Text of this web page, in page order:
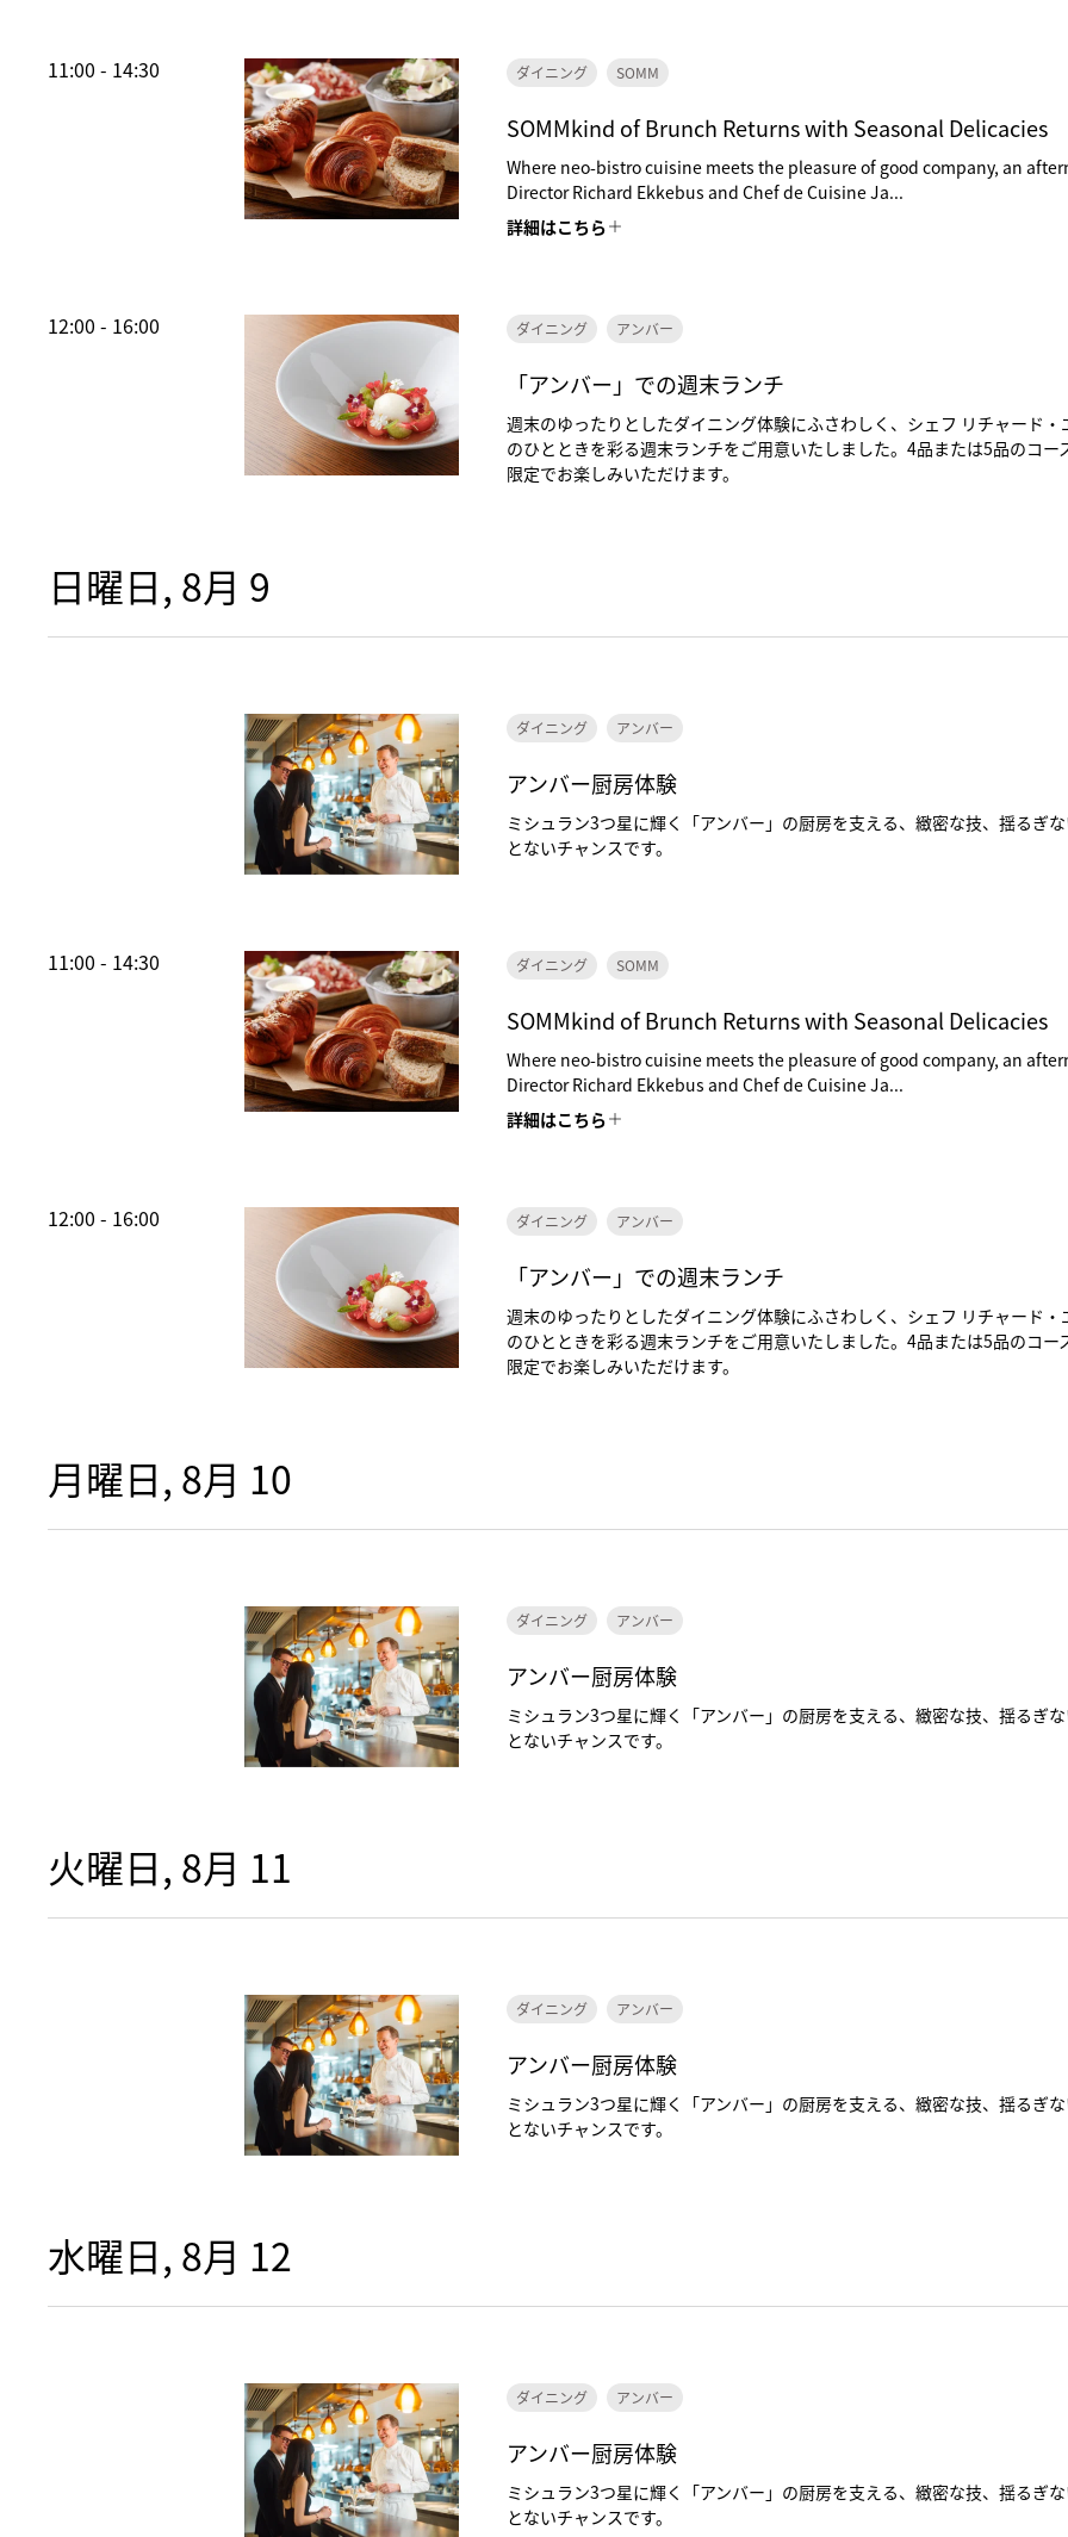
11:00 - 14:30 ダイニング SOMM
SOMMkind of Brunch Returns with Seasonal Delicacies
Where neo-bistro cuisine meets the pleasure of good company, an
Director Richard Ekkebus and Chef de Cuisine Ja...
詳細はこちら
12:00 - 16:00 ダイニング アンバー
「アンバー」での週末ランチ
週末のゆったりとしたダイニング体験にふさわしく、シェフ リチャード
のひとときを彩る週末ランチをご用意いたしました。4品または5品のコー
限定でお楽しみいただけます。
日曜日, 8月 9
ダイニング アンバー
アンバー厨房体験
ミシュラン3つ星に輝く「アンバー」の厨房を支える、緻密な技、揺るぎ
とないチャンスです。
11:00 - 14:30 ダイニング SOMM
SOMMkind of Brunch Returns with Seasonal Delicacies
Where neo-bistro cuisine meets the pleasure of good company, an
Director Richard Ekkebus and Chef de Cuisine Ja...
詳細はこちら
12:00 - 16:00 ダイニング アンバー
「アンバー」での週末ランチ
週末のゆったりとしたダイニング体験にふさわしく、シェフ リチャード
のひとときを彩る週末ランチをご用意いたしました。4品または5品のコー
限定でお楽しみいただけます。
月曜日, 8月 10
ダイニング アンバー
アンバー厨房体験
ミシュラン3つ星に輝く「アンバー」の厨房を支える、緻密な技、揺るぎ
とないチャンスです。
火曜日, 8月 11
ダイニング アンバー
アンバー厨房体験
ミシュラン3つ星に輝く「アンバー」の厨房を支える、緻密な技、揺るぎ
とないチャンスです。
水曜日, 8月 12
ダイニング アンバー
アンバー厨房体験
ミシュラン3つ星に輝く「アンバー」の厨房を支える、緻密な技、揺るぎ
とないチャンスです。